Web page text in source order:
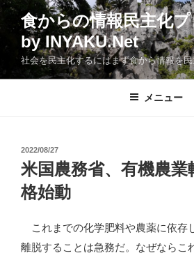
コ
食からの情報民主化
by INYAKU.Net
社会を民主化するにはまず食から情報を
メニュー
投
稿
日:
2022/08/27
米国農務省、有機農業
格始動
これまでの化学肥料や農薬に依存
離脱することは急務だ。なぜならこ